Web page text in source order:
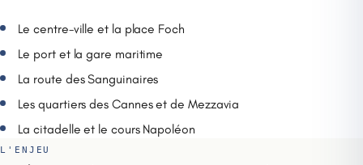
Le centre-ville et la place Foch
Le port et la gare maritime
La route des Sanguinaires
Les quartiers des Cannes et de Mezzavia
La citadelle et le cours Napoléon
L'ENJEU